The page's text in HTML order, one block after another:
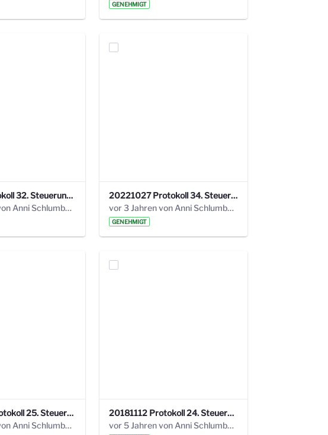
GENEHMIGT
220113 Protokoll 32. Steuerungskreis.pdf
vor 2 Jahren von Anni Schlumberger
20221027 Protokoll 34. Steuerungskreis.pdf
vor 3 Jahren von Anni Schlumberger
GENEHMIGT
20190121 Protokoll 25. Steuerungskreis.pdf
vor 5 Jahren von Anni Schlumberger
20181112 Protokoll 24. Steuerungskreis.pdf
vor 5 Jahren von Anni Schlumberger